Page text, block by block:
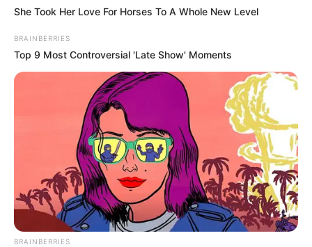
She Took Her Love For Horses To A Whole New Level
BRAINBERRIES
Top 9 Most Controversial 'Late Show' Moments
BRAINBERRIES